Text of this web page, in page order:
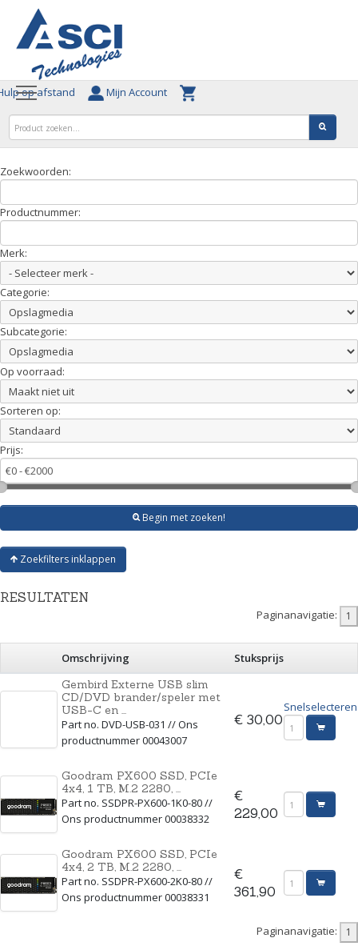
op afstand Mijn Account
Zoekwoorden:
Productnummer:
Merk:
Categorie:
Subcategorie:
Op voorraad:
Sorteren op:
Prijs:
Begin met zoeken!
Zoekfilters inklappen
RESULTATEN
Paginanavigatie:
Omschrijving
Stuksprijs
Gembird Externe USB slim
CD/DVD brander/speler met
USB-C en ...
Part no. DVD-USB-031 // Ons
productnummer 00043007
€ 30,00
Snelselecteren
Goodram PX600 SSD, PCIe
4x4, 1 TB, M.2 2280, ...
Part no. SSDPR-PX600-1K0-80 //
Ons productnummer 00038332
€
229,00
Goodram PX600 SSD, PCIe
4x4, 2 TB, M.2 2280, ...
Part no. SSDPR-PX600-2K0-80 //
Ons productnummer 00038331
€
361,90
Paginanavigatie: